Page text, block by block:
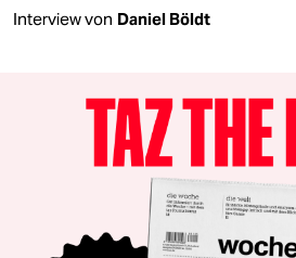
Interview von Daniel Böldt